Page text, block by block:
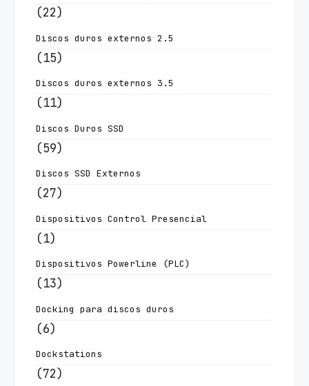
(22)
Discos duros externos 2.5
(15)
Discos duros externos 3.5
(11)
Discos Duros SSD
(59)
Discos SSD Externos
(27)
Dispositivos Control Presencial
(1)
Dispositivos Powerline (PLC)
(13)
Docking para discos duros
(6)
Dockstations
(72)